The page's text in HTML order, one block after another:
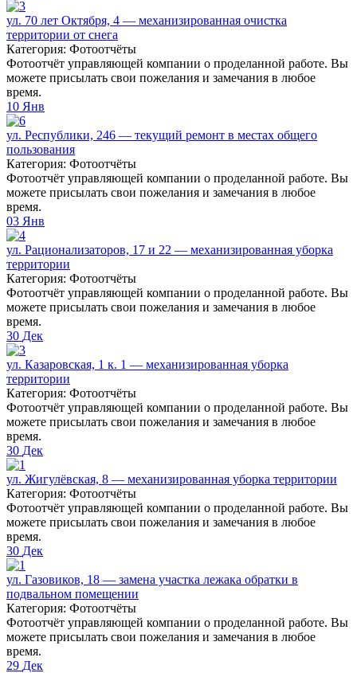
ул. 70 лет Октября, 4 — механизированная очистка
территории от снега
Категория: Фотоотчёты
Фотоотчёт управляющей компании о проделанной работе. Вы
можете присылать свои пожелания и замечания в любое
время.
10 Янв
ул. Республики, 246 — текущий ремонт в местах общего
пользования
Категория: Фотоотчёты
Фотоотчёт управляющей компании о проделанной работе. Вы
можете присылать свои пожелания и замечания в любое
время.
03 Янв
ул. Рационализаторов, 17 и 22 — механизированная уборка
территории
Категория: Фотоотчёты
Фотоотчёт управляющей компании о проделанной работе. Вы
можете присылать свои пожелания и замечания в любое
время.
30 Дек
ул. Казаровская, 1 к. 1 — механизированная уборка
территории
Категория: Фотоотчёты
Фотоотчёт управляющей компании о проделанной работе. Вы
можете присылать свои пожелания и замечания в любое
время.
30 Дек
ул. Жигулёвская, 8 — механизированная уборка территории
Категория: Фотоотчёты
Фотоотчёт управляющей компании о проделанной работе. Вы
можете присылать свои пожелания и замечания в любое
время.
30 Дек
ул. Газовиков, 18 — замена участка лежака обратки в
подвальном помещении
Категория: Фотоотчёты
Фотоотчёт управляющей компании о проделанной работе. Вы
можете присылать свои пожелания и замечания в любое
время.
29 Дек